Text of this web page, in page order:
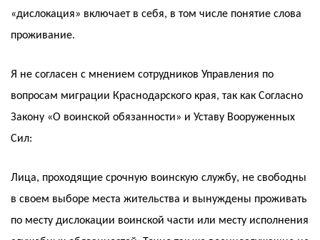
«дислокация» включает в себя, в том числе понятие слова
проживание.
Я не согласен с мнением сотрудников Управления по
вопросам миграции Краснодарского края, так как Согласно
Закону «О воинской обязанности» и Уставу Вооруженных
Сил:
Лица, проходящие срочную воинскую службу, не свободны
в своем выборе места жительства и вынуждены проживать
по месту дислокации воинской части или месту исполнения